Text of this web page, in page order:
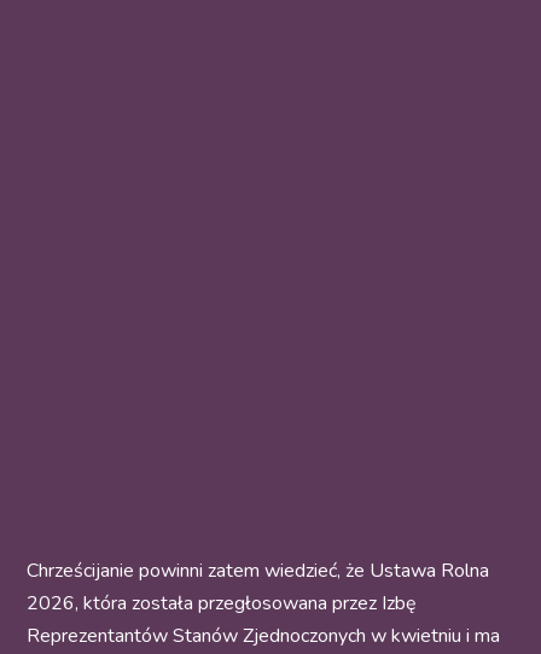
Chrześcijanie powinni zatem wiedzieć, że Ustawa Rolna
2026, która została przegłosowana przez Izbę
Reprezentantów Stanów Zjednoczonych w kwietniu i ma